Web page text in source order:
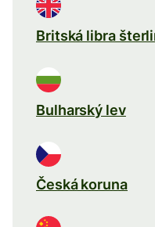
Britská libra
Bulharský lev
Česká koruna